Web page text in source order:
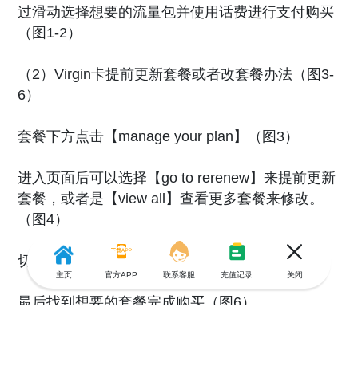
过滑动选择想要的流量包并使用话费进行支付购买
（图1-2）
（2）Virgin卡提前更新套餐或者改套餐办法（图3-
6）
套餐下方点击【manage your plan】（图3）
进入页面后可以选择【go to rerenew】来提前更新
套餐，或者是【view all】查看更多套餐来修改。
（图4）
切换到【prepaid】然后选择想要的套餐（图5）
主页 官方APP 联系客服 充值记录 关闭